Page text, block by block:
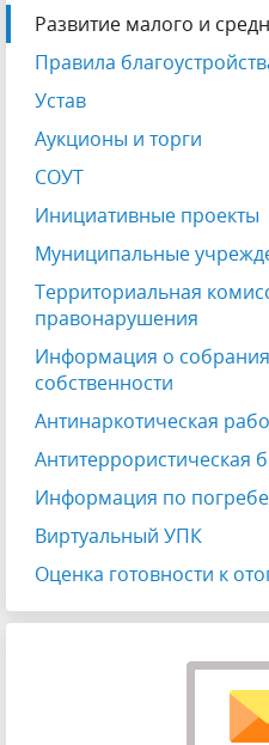
Развитие малого и
Правила
Устав
Аукционы и торги
СОУТ
Инициативные проекты
Муниципальные
Территориальная
правонарушения
Информация о
собственности
Антинаркотическая
Антитеррористическая
Информация по
Виртуальный УПК
Оценка готовности к